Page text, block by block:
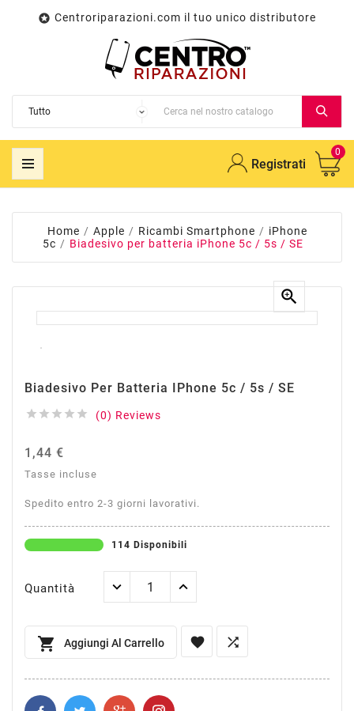
 Centroriparazioni.com il tuo unico distributore
Registrati
0
Home Apple Ricambi Smartphone
iPhone
5c
Biadesivo per batteria iPhone 5c / 5s / SE

Biadesivo Per Batteria IPhone 5c / 5s / SE
     (0) Reviews
1,44 €
Tasse incluse
Spedito entro 2-3 giorni lavorativi.
114 Disponibili
Quantità
 Aggiungi Al Carrello  